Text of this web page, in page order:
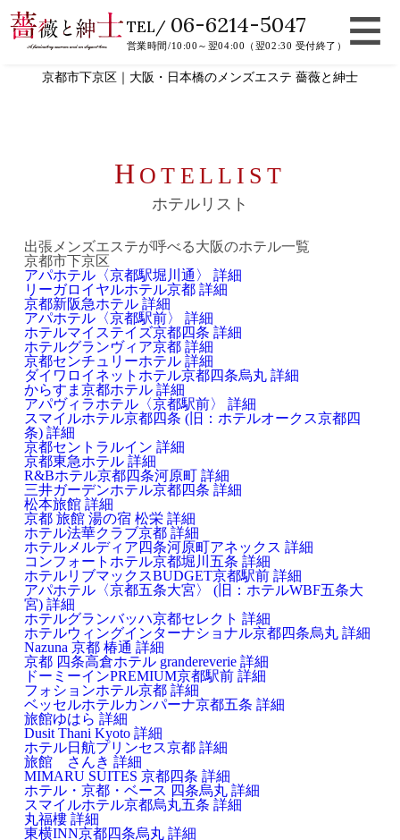
TEL/ 06-6214-5047
営業時間/10:00～翌04:00（翌02:30 受付終了）
京都市下京区｜大阪・日本橋のメンズエステ 薔薇と紳士
H OTELLIST
ホテルリスト
出張メンズエステが呼べる大阪のホテル一覧
京都市下京区
アパホテル〈京都駅堀川通〉
詳細
リーガロイヤルホテル京都 詳細
京都新阪急ホテル 詳細
アパホテル〈京都駅前〉
詳細
ホテルマイステイズ京都四条 詳細
ホテルグランヴィア京都 詳細
京都センチュリーホテル 詳細
ダイワロイネットホテル京都四条烏丸 詳細
からすま京都ホテル 詳細
アパヴィラホテル〈京都駅前〉
詳細
スマイルホテル京都四条 (旧：ホテルオークス京都四
条) 詳細
京都セントラルイン 詳細
京都東急ホテル 詳細
R&Bホテル京都四条河原町 詳細
三井ガーデンホテル京都四条 詳細
松本旅館 詳細
京都 旅館 湯の宿 松栄 詳細
ホテル法華クラブ京都 詳細
ホテルメルディア四条河原町アネックス 詳細
コンフォートホテル京都堀川五条 詳細
ホテルリブマックスBUDGET京都駅前 詳細
アパホテル〈京都五条大宮〉 (旧：ホテルWBF五条大
宮) 詳細
ホテルグランバッハ京都セレクト 詳細
ホテルウィングインターナショナル京都四条烏丸 詳細
Nazuna 京都 椿通 詳細
京都 四条高倉ホテル grandereverie 詳細
ドーミーインPREMIUM京都駅前 詳細
フォションホテル京都 詳細
ベッセルホテルカンパーナ京都五条 詳細
旅館ゆはら 詳細
Dusit Thani Kyoto 詳細
ホテル日航プリンセス京都 詳細
旅館 さんき 詳細
MIMARU SUITES 京都四条 詳細
ホテル・京都・ベース 四条烏丸 詳細
スマイルホテル京都烏丸五条 詳細
丸福樓 詳細
東横INN京都四条烏丸 詳細